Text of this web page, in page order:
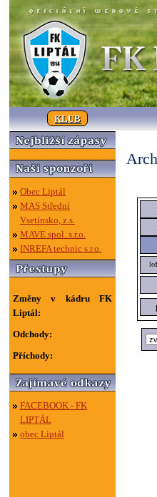
KLUB
Obec Liptál
MAS Střední
Vsetínsko, z.s.
MAVE spol. s.r.o.
INREFA technic s.r.o.
Změny v kádru FK
Liptál:
Odchody:
Příchody:
FACEBOOK - FK
LIPTÁL
obec Liptál